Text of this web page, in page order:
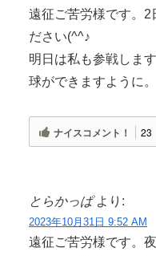
遠征ご苦労様です。2
ださい(^^♪
明日は私も参戦しま
球ができますように。
ナイスコメント！ 23
とらかっぱ より:
2023年10月31日 9:52 AM
遠征ご苦労様です。